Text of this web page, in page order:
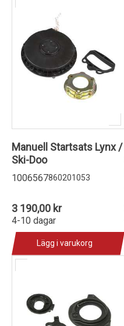
Manuell Startsats Lynx /
Ski-Doo
1006567860201053
3 190,00 kr
4-10 dagar
Lägg i varukorg